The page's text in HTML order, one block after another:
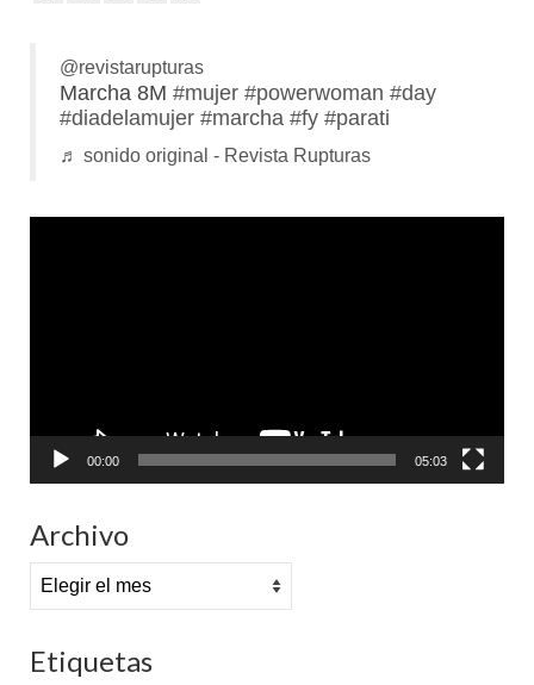
@revistarupturas
Marcha 8M #mujer #powerwoman #day
#diadelamujer #marcha #fy #parati
♬ sonido original - Revista Rupturas
00:00 05:03
Archivo
Archivo
Etiquetas